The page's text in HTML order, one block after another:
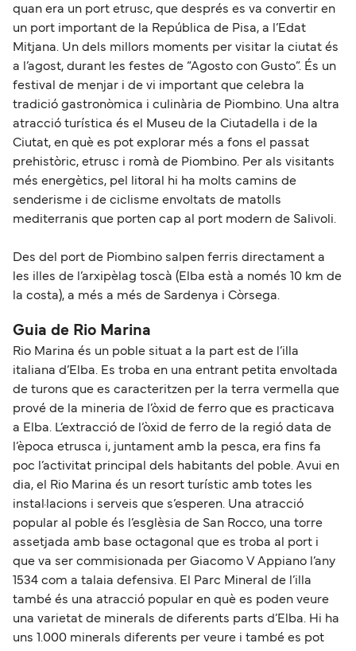
quan era un port etrusc, que després es va convertir en
un port important de la República de Pisa, a l’Edat
Mitjana. Un dels millors moments per visitar la ciutat és
a l’agost, durant les festes de “Agosto con Gusto”. És un
festival de menjar i de vi important que celebra la
tradició gastronòmica i culinària de Piombino. Una altra
atracció turística és el Museu de la Ciutadella i de la
Ciutat, en què es pot explorar més a fons el passat
prehistòric, etrusc i romà de Piombino. Per als visitants
més energètics, pel litoral hi ha molts camins de
senderisme i de ciclisme envoltats de matolls
mediterranis que porten cap al port modern de Salivoli.
Des del port de Piombino salpen ferris directament a
les illes de l’arxipèlag toscà (Elba està a només 10 km de
la costa), a més a més de Sardenya i Còrsega.
Guia de Rio Marina
Rio Marina és un poble situat a la part est de l’illa
italiana d’Elba. Es troba en una entrant petita envoltada
de turons que es caracteritzen per la terra vermella que
prové de la mineria de l’òxid de ferro que es practicava
a Elba. L’extracció de l’òxid de ferro de la regió data de
l’època etrusca i, juntament amb la pesca, era fins fa
poc l’activitat principal dels habitants del poble. Avui en
dia, el Rio Marina és un resort turístic amb totes les
instal·lacions i serveis que s’esperen. Una atracció
popular al poble és l’esglèsia de San Rocco, una torre
assetjada amb base octagonal que es troba al port i
que va ser commisionada per Giacomo V Appiano l’any
1534 com a talaia defensiva. El Parc Mineral de l’illa
també és una atracció popular en què es poden veure
una varietat de minerals de diferents parts d’Elba. Hi ha
uns 1.000 minerals diferents per veure i també es pot